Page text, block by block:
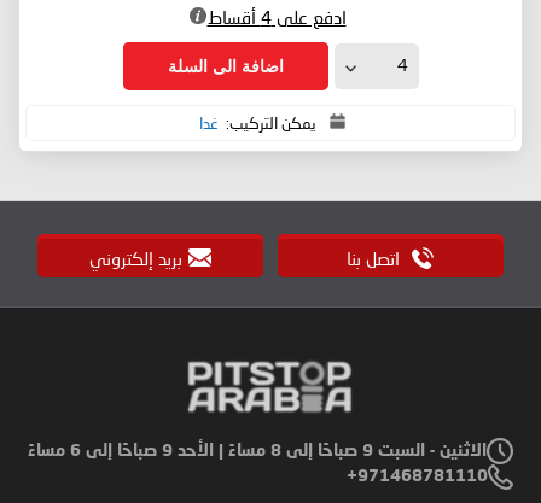
ادفع على 4 أقساط
اضافة الى السلة
يمكن التركيب: غدا
اتصل بنا بريد إلكتروني
الاثنين - السبت 9 صباحًا إلى 8 مساءً | الأحد 9 صباحًا إلى 6 مساءً
971468781110+